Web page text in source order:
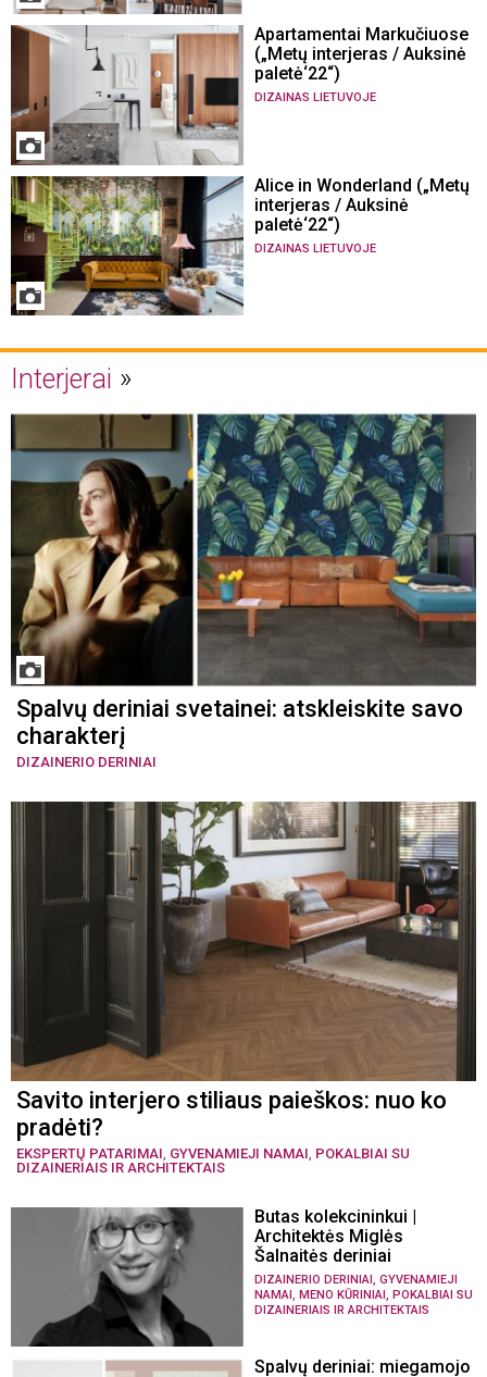
Apartamentai Markučiuose
(„Metų interjeras / Auksinė
paletė‘22“)
DIZAINAS LIETUVOJE
Alice in Wonderland („Metų
interjeras / Auksinė
paletė‘22“)
DIZAINAS LIETUVOJE
Interjerai
Spalvų deriniai svetainei: atskleiskite savo
charakterį
DIZAINERIO DERINIAI
Savito interjero stiliaus paieškos: nuo ko
pradėti?
EKSPERTŲ PATARIMAI GYVENAMIEJI NAMAI POKALBIAI SU
DIZAINERIAIS IR ARCHITEKTAIS
Butas kolekcininkui |
Architektės Miglės
Šalnaitės deriniai
DIZAINERIO DERINIAI GYVENAMIEJI
NAMAI MENO KŪRINIAI POKALBIAI SU
DIZAINERIAIS IR ARCHITEKTAIS
Spalvų deriniai: miegamojo